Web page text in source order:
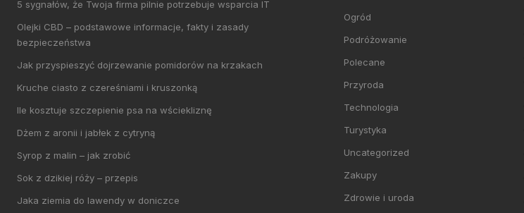
5 sygnałów, że Twoja firma pilnie potrzebuje wsparcia IT
Olejki CBD – podstawowe informacje, fakty i zasady
bezpieczeństwa
Jak przyspieszyć dojrzewanie pomidorów na krzakach
Kruche ciasto z czereśniami i kruszonką
Ile kosztuje szczepienie psa na wściekliznę
Dżem z aronii i jabłek z cytryną
Syrop z malin – jak zrobić
Sok z dzikiej róży – przepis
Jaka ziemia do lawendy w doniczce
Ogród
Podróżowanie
Polecane
Przyroda
Technologia
Turystyka
Uncategorized
Zakupy
Zdrowie i uroda